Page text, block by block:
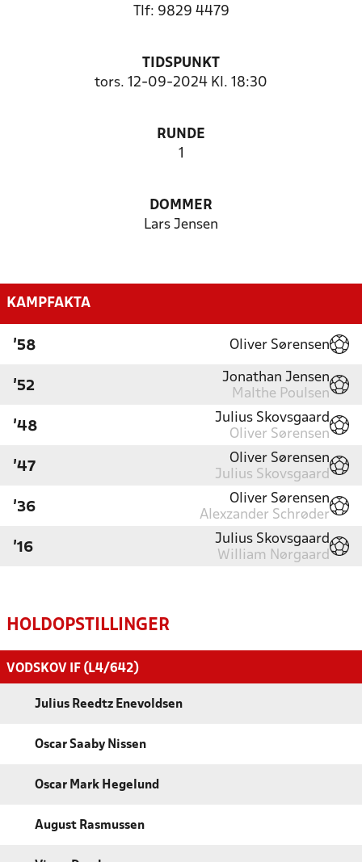
Tlf: 9829 4479
TIDSPUNKT
tors. 12-09-2024 Kl. 18:30
RUNDE
1
DOMMER
Lars Jensen
KAMPFAKTA
'58 Oliver Sørensen
'52
Jonathan Jensen
Malthe Poulsen
'48
Julius Skovsgaard
Oliver Sørensen
'47
Oliver Sørensen
Julius Skovsgaard
'36
Oliver Sørensen
Alexzander Schrøder
'16
Julius Skovsgaard
William Nørgaard
HOLDOPSTILLINGER
VODSKOV IF (L4/642)
Julius Reedtz Enevoldsen
Oscar Saaby Nissen
Oscar Mark Hegelund
August Rasmussen